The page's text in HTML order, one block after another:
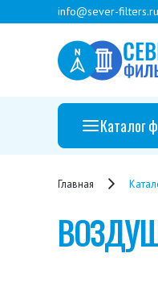
info@sever-filters.ru
Каталог
Главная